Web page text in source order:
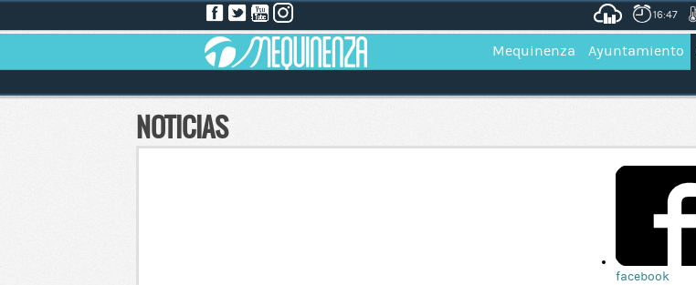
16:47
Mequinenza Ayuntamiento
NOTICIAS
facebook